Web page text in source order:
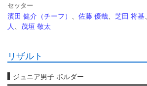
セッター
濱田 健介（チーフ） 、 佐藤 優哉、 芝田 将基、
人、 茂垣 敬太
リザルト
ジュニア男子 ボルダー